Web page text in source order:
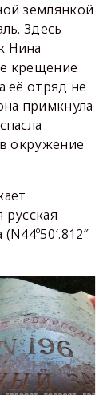
землянкой
Здесь
Нина
крещение
её отряд не
примкнула
окружение